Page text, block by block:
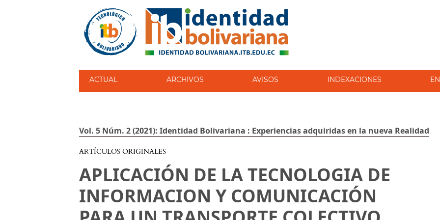
ACTUAL ARCHIVOS AVISOS INDEXACIONES
Vol. 5 Núm. 2 (2021): Identidad Bolivariana : Experiencias adquiridas en la nueva Realidad
ARTÍCULOS ORIGINALES
APLICACIÓN DE LA TECNOLOGIA DE
INFORMACION Y COMUNICACIÓN